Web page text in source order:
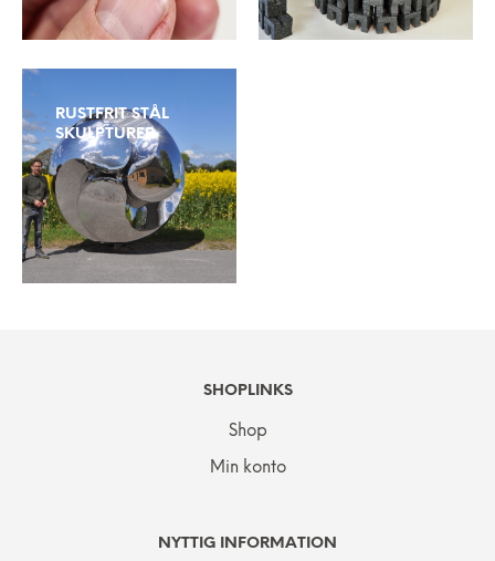
RUSTFRIT STÅL
SKULPTURER
SHOPLINKS
Shop
Min konto
NYTTIG INFORMATION